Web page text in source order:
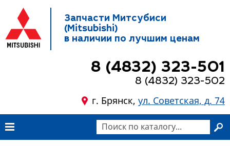
Запчасти Митсубиси
(Mitsubishi)
в наличии по лучшим ценам
8 (4832) 323-501
8 (4832) 323-502
г. Брянск, ул. Советская, д. 74